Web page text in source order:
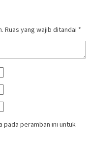
Ruas yang wajib ditandai *
pada peramban ini untuk